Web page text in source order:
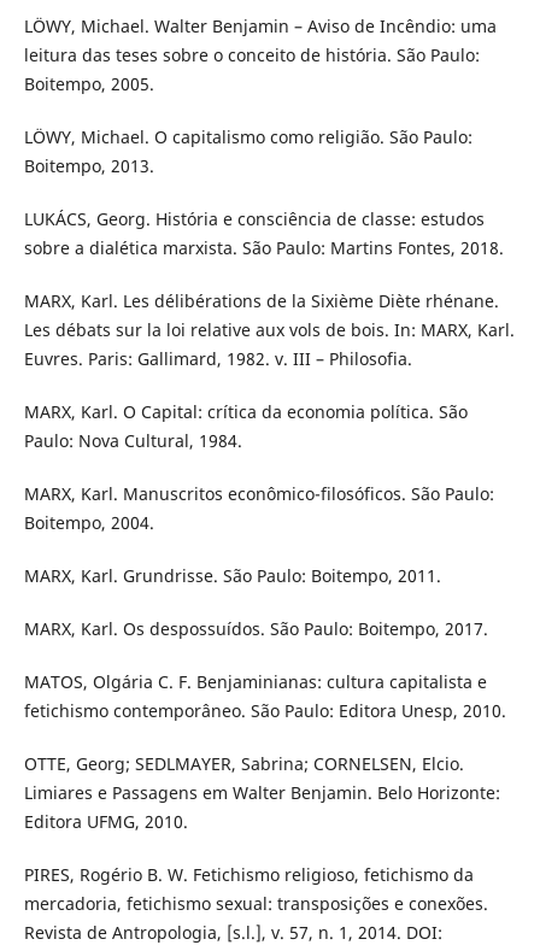
LÖWY, Michael. Walter Benjamin – Aviso de Incêndio: uma
leitura das teses sobre o conceito de história. São Paulo:
Boitempo, 2005.
LÖWY, Michael. O capitalismo como religião. São Paulo:
Boitempo, 2013.
LUKÁCS, Georg. História e consciência de classe: estudos
sobre a dialética marxista. São Paulo: Martins Fontes, 2018.
MARX, Karl. Les délibérations de la Sixième Diète rhénane.
Les débats sur la loi relative aux vols de bois. In: MARX, Karl.
Euvres. Paris: Gallimard, 1982. v. III – Philosofia.
MARX, Karl. O Capital: crítica da economia política. São
Paulo: Nova Cultural, 1984.
MARX, Karl. Manuscritos econômico-filosóficos. São Paulo:
Boitempo, 2004.
MARX, Karl. Grundrisse. São Paulo: Boitempo, 2011.
MARX, Karl. Os despossuídos. São Paulo: Boitempo, 2017.
MATOS, Olgária C. F. Benjaminianas: cultura capitalista e
fetichismo contemporâneo. São Paulo: Editora Unesp, 2010.
OTTE, Georg; SEDLMAYER, Sabrina; CORNELSEN, Elcio.
Limiares e Passagens em Walter Benjamin. Belo Horizonte:
Editora UFMG, 2010.
PIRES, Rogério B. W. Fetichismo religioso, fetichismo da
mercadoria, fetichismo sexual: transposições e conexões.
Revista de Antropologia, [s.l.], v. 57, n. 1, 2014. DOI: